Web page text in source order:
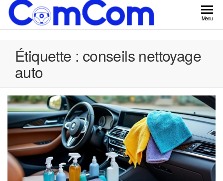
Skip
ComCom
Menu
Étiquette : conseils nettoyage
auto